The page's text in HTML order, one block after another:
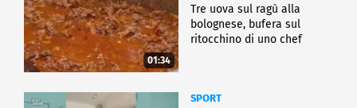
01:34
Tre uova sul ragù alla
bolognese, bufera sul
ritocchino di uno chef
SPORT